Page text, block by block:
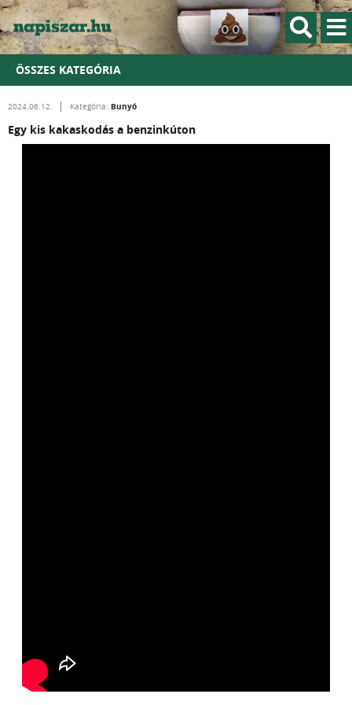
ÖSSZES KATEGÓRIA
2024.06.12. Kategória: Bunyó
Egy kis kakaskodás a benzinkúton